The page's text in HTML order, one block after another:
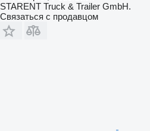
STARENT Truck & Trailer GmbH.
Связаться с продавцом